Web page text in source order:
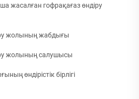
жасалған гофрақағаз өндіру
жолының жабдығы
жолының салушысы
өндірістік бірлігі